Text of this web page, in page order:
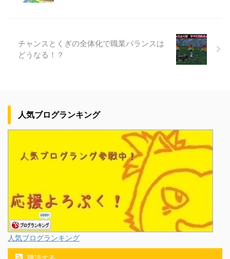
チャンスとくぎの全体化で職業バランスは
どうなる！？
人気ブログランキング
人気ブログランキング